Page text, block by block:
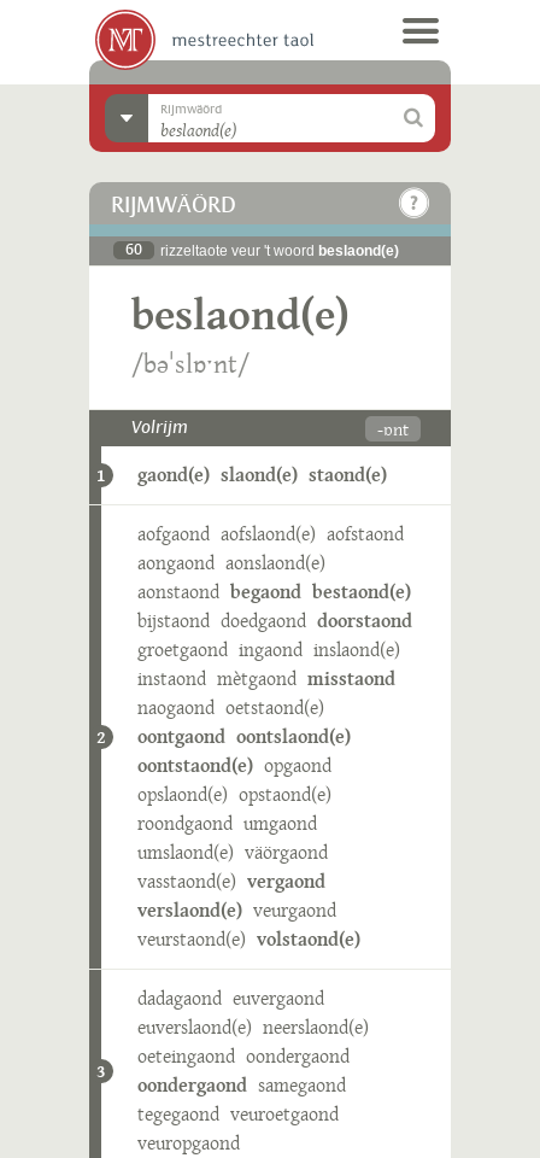
Rijmwäörd
RIJMWÄÖRD
60 rizzeltaote veur 't woord beslaond(e)
beslaond(e)
/bəˈslɒˑnt/
Volrijm -ɒnt
1 gaond(e) slaond(e) staond(e)
2
aofgaond aofslaond(e) aofstaond
aongaond aonslaond(e)
aonstaond begaond bestaond(e)
bijstaond doedgaond doorstaond
groetgaond ingaond inslaond(e)
instaond mètgaond misstaond
naogaond oetstaond(e)
oontgaond oontslaond(e)
oontstaond(e) opgaond
opslaond(e) opstaond(e)
roondgaond umgaond
umslaond(e) väörgaond
vasstaond(e) vergaond
verslaond(e) veurgaond
veurstaond(e) volstaond(e)
3
dadagaond euvergaond
euverslaond(e) neerslaond(e)
oeteingaond oondergaond
oondergaond samegaond
tegegaond veuroetgaond
veuropgaond